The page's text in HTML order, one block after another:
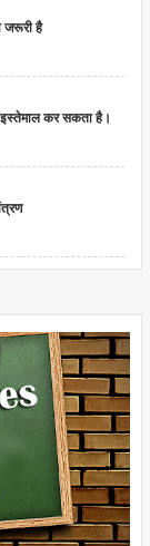
है
कर सकता है।